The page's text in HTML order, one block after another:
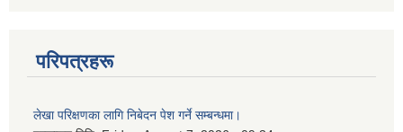
परिपत्रहरू
लेखा परिक्षणका लागि निबेदन पेश गर्ने सम्बन्धमा।